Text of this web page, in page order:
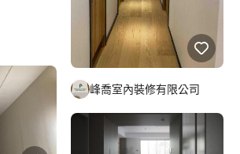
峰喬室內裝修有限公司